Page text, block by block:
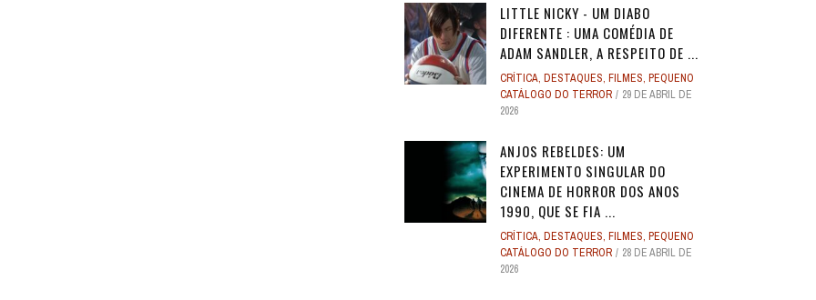
LITTLE NICKY - UM DIABO
DIFERENTE : UMA COMÉDIA DE
ADAM SANDLER, A RESPEITO DE ...
CRÍTICA, DESTAQUES, FILMES, PEQUENO
CATÁLOGO DO TERROR
29 DE ABRIL DE
2026
ANJOS REBELDES: UM
EXPERIMENTO SINGULAR DO
CINEMA DE HORROR DOS ANOS
1990, QUE SE FIA ...
CRÍTICA, DESTAQUES, FILMES, PEQUENO
CATÁLOGO DO TERROR
28 DE ABRIL DE
2026